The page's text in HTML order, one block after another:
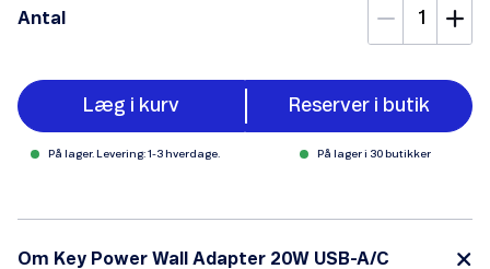
Antal
Læg i kurv Reserver i butik
På lager. Levering: 1-3 hverdage. På lager i 30 butikker
Om Key Power Wall Adapter 20W USB-A/C